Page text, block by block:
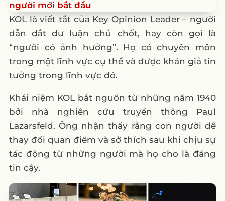
2. Mức độ chuyên môn và uy tín
3. Phạm vi ảnh hưởng
4. Mục đích và cách tiếp cận
5. Hiệu quả truyền thông
6. Chi phí
VI. Lưu Ý Trước Khi Booking KOL, KOC,
Influencer PR Cho Thương Hiệu
1. Xác Định Mục Tiêu Chiến Dịch
2. Nghiên Cứu Đối Tượng
3. Kiểm Tra Uy Tín và Kinh Nghiệm
5. Xác Định Ngân Sách
KOL là viết tắt của Key Opinion Leader – người
dẫn dắt dư luận chủ chốt, hay còn gọi là
“người có ảnh hưởng”. Họ có chuyên môn
trong một lĩnh vực cụ thể và được khán giả tin
tưởng trong lĩnh vực đó.
Khái niệm KOL bắt nguồn từ những năm 1940
bởi nhà nghiên cứu truyền thông Paul
Lazarsfeld. Ông nhận thấy rằng con người dễ
thay đổi quan điểm và sở thích sau khi chịu sự
tác động từ những người mà họ cho là đáng
tin cậy.